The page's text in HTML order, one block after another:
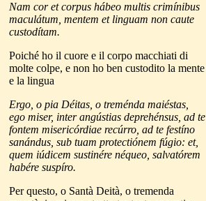
Nam cor et corpus hábeo multis crimínibus
maculátum, mentem et linguam non caute
custodítam.
Poiché ho il cuore e il corpo macchiati di
molte colpe, e non ho ben custodito la mente
e la lingua
Ergo, o pia Déitas, o treménda maiéstas,
ego miser, inter angústias deprehénsus, ad te
fontem misericórdiae recúrro, ad te festíno
sanándus, sub tuam protectiónem fúgio: et,
quem iúdicem sustinére néqueo, salvatórem
habére suspíro.
Per questo, o Santà Deità, o tremenda